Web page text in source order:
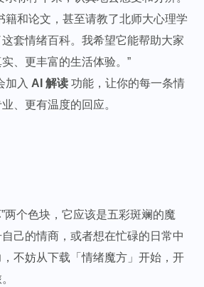
籍和论文，甚至请教了北师大心理学
套情绪百科。我希望它能帮助大家
、更丰富的生活体验。”
加入 AI 解读 功能，让你的每一条情
、更有温度的回应。
”两个色块，它应该是五彩斑斓的魔
己的情商，或者想在忙碌的日常中
不妨从下载「情绪魔方」开始，开